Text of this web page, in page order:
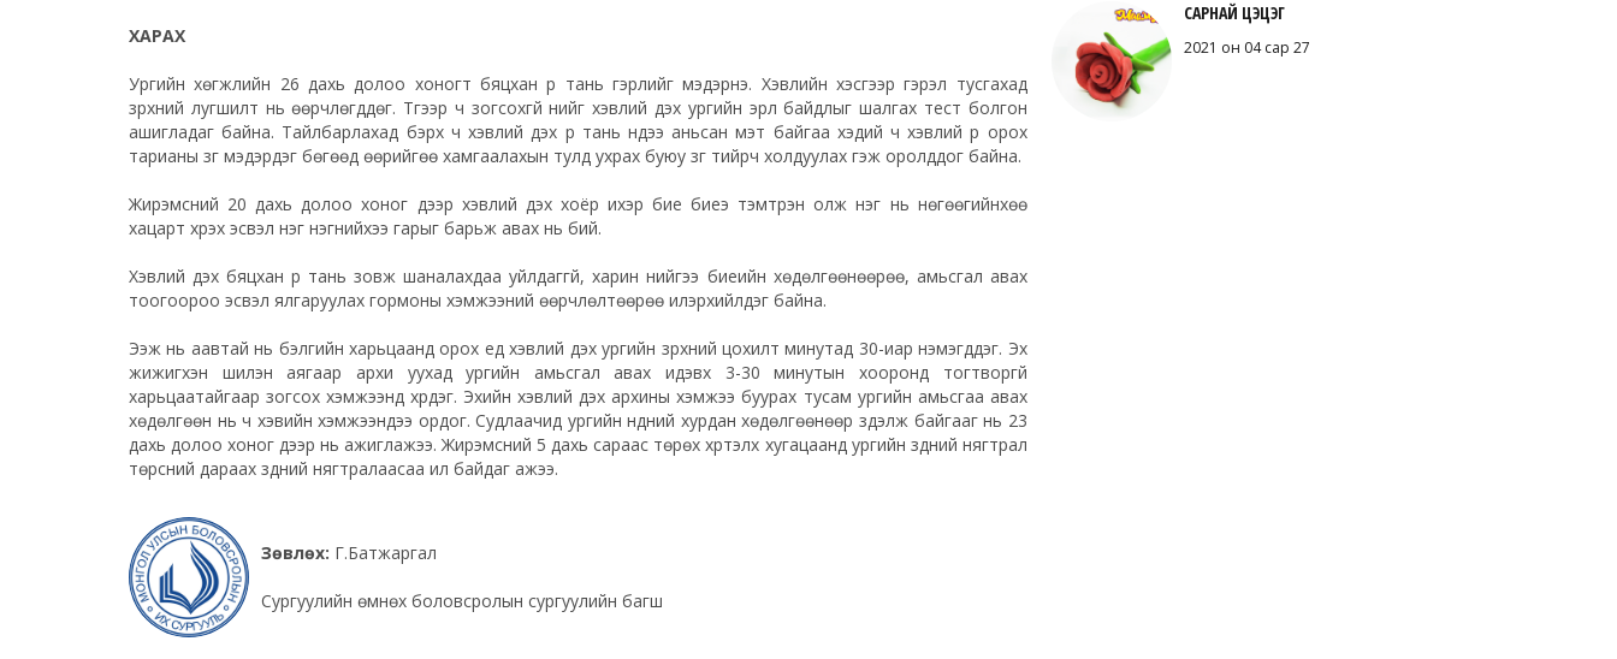
ХАРАХ
Ургийн хөгжлийн 26 дахь долоо хоногт бяцхан үр тань гэрлийг мэдэрнэ. Хэвлийн хэсгээр гэрэл тусгахад
зүрхний лугшилт нь өөрчлөгддөг. Түүгээр ч зогсохгүй үүнийг хэвлий дэх ургийн эрүүл байдлыг шалгах тест болгон
ашигладаг байна. Тайлбарлахад бэрх ч хэвлий дэх үр тань нүдээ аньсан мэт байгаа хэдий ч хэвлийрүү орох
тарианы зүүг мэдэрдэг бөгөөд өөрийгөө хамгаалахын тулд ухрах буюу зүүг тийрч холдуулах гэж оролддог байна.
Жирэмсний 20 дахь долоо хоног дээр хэвлий дэх хоёр ихэр бие биеэ тэмтрэн олж нэг нь нөгөөгийнхөө
хацарт хүрэх эсвэл нэг нэгнийхээ гарыг барьж авах нь бий.
Хэвлий дэх бяцхан үр тань зовж шаналахдаа уйлдаггүй, харин үүнийгээ биеийн хөдөлгөөнөөрөө, амьсгал авах
тоогоороо эсвэл ялгаруулах гормоны хэмжээний өөрчлөлтөөрөө илэрхийлдэг байна.
Ээж нь аавтай нь бэлгийн харьцаанд орох үед хэвлий дэх ургийн зүрхний цохилт минутад 30-иар нэмэгддэг. Эх
жижигхэн шилэн аягаар архи уухад ургийн амьсгал авах идэвх 3-30 минутын хооронд тогтворгүй
харьцаатайгаар зогсох хэмжээнд хүрдэг. Эхийн хэвлий дэх архины хэмжээ буурах тусам ургийн амьсгаа авах
хөдөлгөөн нь ч хэвийн хэмжээндээ ордог. Судлаачид ургийн нүдний хурдан хөдөлгөөнөөр зүүдэлж байгааг нь 23
дахь долоо хоног дээр нь ажиглажээ. Жирэмсний 5 дахь сараас төрөх хүртэлх хугацаанд ургийн зүүдний нягтрал
төрсний дараах зүүдний нягтралаасаа илүү байдаг ажээ.
Зөвлөх: Г.Батжаргал
Сургуулийн өмнөх боловсролын сургуулийн багш
САРНАЙ ЦЭЦЭГ
2021 он 04 сар 27